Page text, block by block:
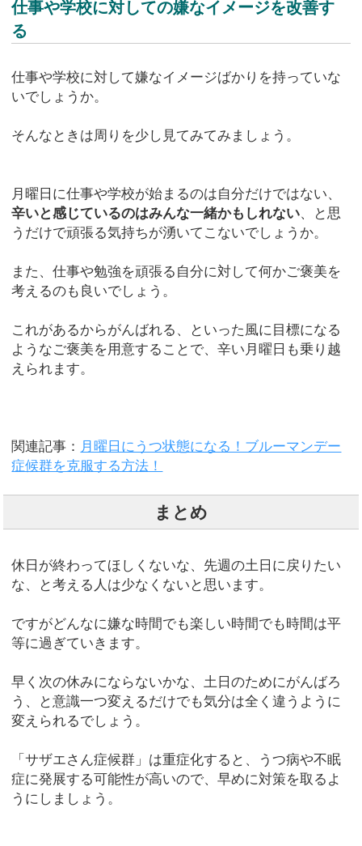
仕事や学校に対しての嫌なイメージを改善す
る
仕事や学校に対して嫌なイメージばかりを持っていな
いでしょうか。
そんなときは周りを少し見てみてみましょう。
月曜日に仕事や学校が始まるのは自分だけではない、
辛いと感じているのはみんな一緒かもしれない、と思
うだけで頑張る気持ちが湧いてこないでしょうか。
また、仕事や勉強を頑張る自分に対して何かご褒美を
考えるのも良いでしょう。
これがあるからがんばれる、といった風に目標になる
ようなご褒美を用意することで、辛い月曜日も乗り越
えられます。
関連記事： 月曜日にうつ状態になる！ブルーマンデー
症候群を克服する方法！
まとめ
休日が終わってほしくないな、先週の土日に戻りたい
な、と考える人は少なくないと思います。
ですがどんなに嫌な時間でも楽しい時間でも時間は平
等に過ぎていきます。
早く次の休みにならないかな、土日のためにがんばろ
う、と意識一つ変えるだけでも気分は全く違うように
変えられるでしょう。
「サザエさん症候群」は重症化すると、うつ病や不眠
症に発展する可能性が高いので、早めに対策を取るよ
うにしましょう。